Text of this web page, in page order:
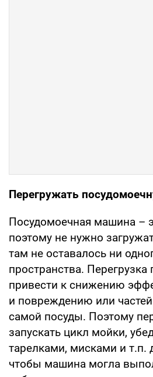
Перегружать
Посудомоечная машина –
поэтому не нужно
там не оставалось ни
пространства.
привести к снижению
и повреждению или
самой посуды. Поэтому
запускать цикл мойки,
тарелками, мисками и т.п.
чтобы машина могла